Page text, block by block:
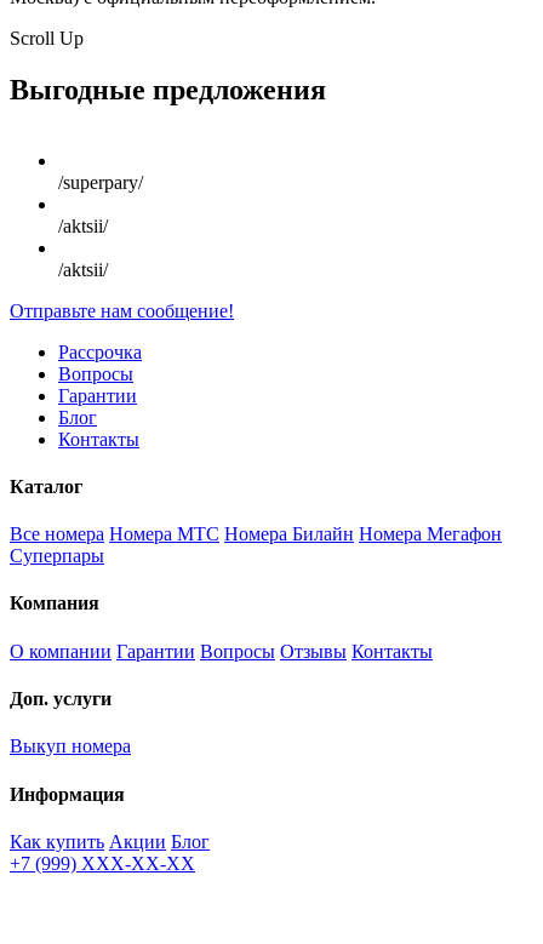
Scroll Up
Выгодные предложения
/superpary/
/aktsii/
/aktsii/
Отправьте нам сообщение!
Рассрочка
Вопросы
Гарантии
Блог
Контакты
Каталог
Все номера Номера МТС Номера Билайн Номера Мегафон
Суперпары
Компания
О компании Гарантии Вопросы Отзывы Контакты
Доп. услуги
Выкуп номера
Информация
Как купить Акции Блог
+7 (999) XXX-XX-XX